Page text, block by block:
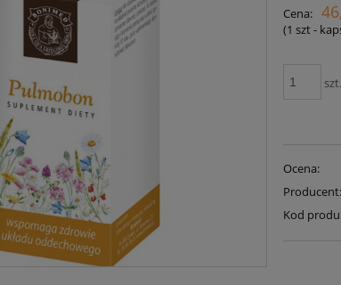
Cena:
(1szt -
szt.
Ocena:
Producent:
Kod